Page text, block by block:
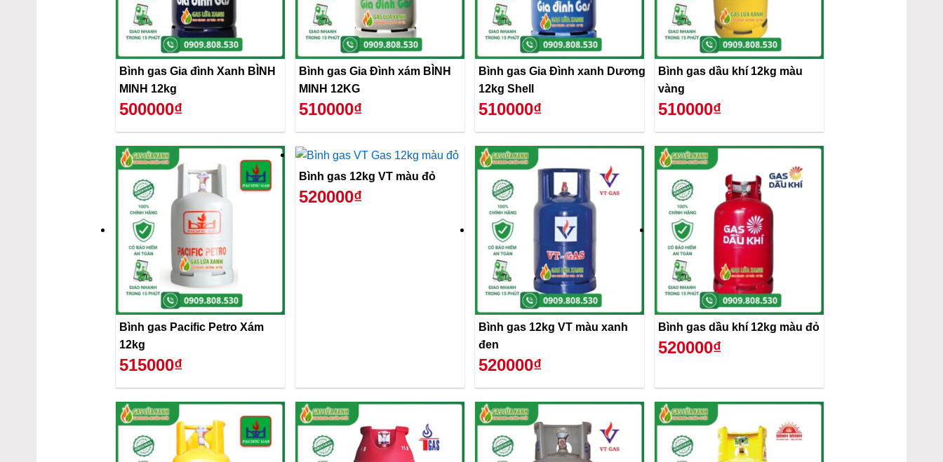
Bình gas Gia đình Xanh BÌNH
MINH 12kg
500000₫
Bình gas Gia Đình xám BÌNH
MINH 12KG
510000₫
Bình gas Gia Đình xanh Dương
12kg Shell
510000₫
Bình gas dầu khí 12kg màu
vàng
510000₫
Bình gas Pacific Petro Xám
12kg
515000₫
Bình gas 12kg VT màu đỏ
520000₫
Bình gas 12kg VT màu xanh
đen
520000₫
Bình gas dầu khí 12kg màu đỏ
520000₫